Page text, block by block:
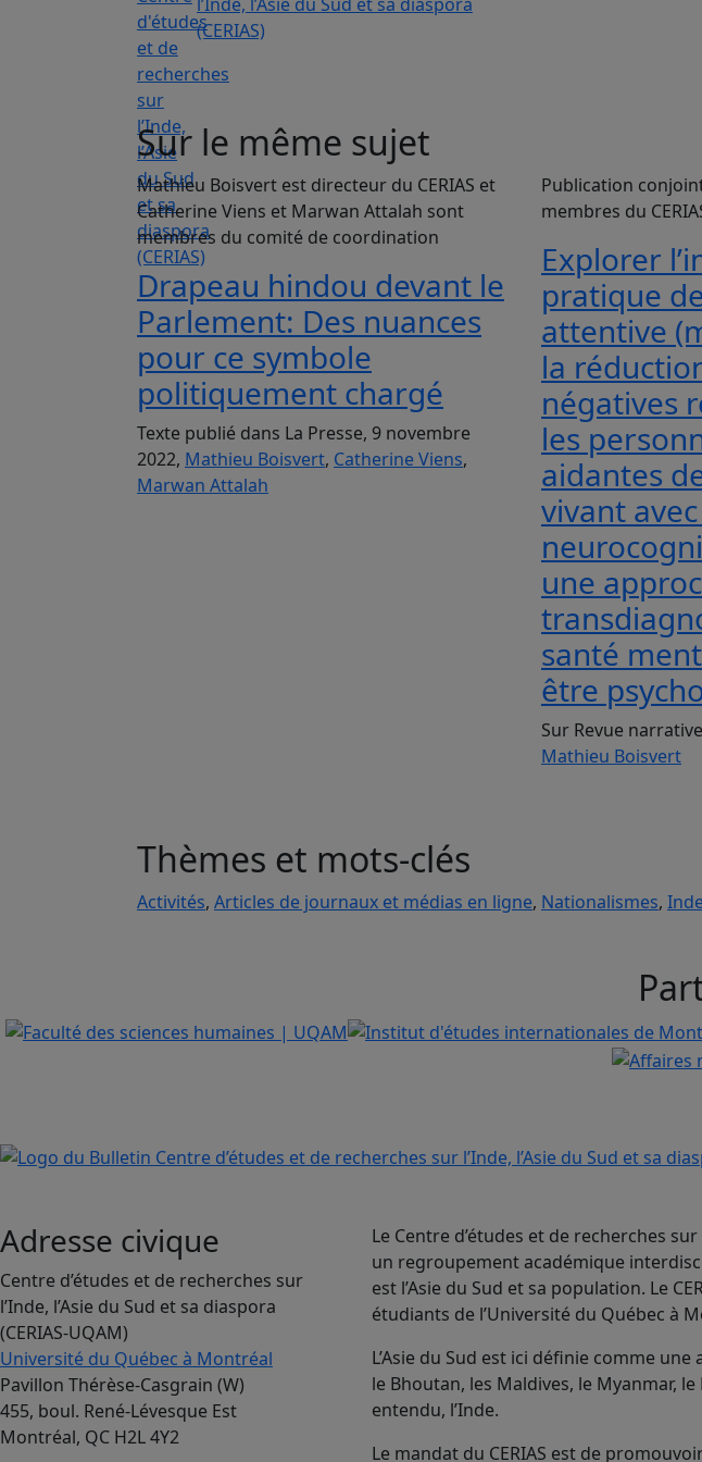
(CERIAS)
Sur le même sujet
Mathieu Boisvert est directeur du CERIAS et
Catherine Viens et Marwan Attalah sont
membres du comité de coordination
Drapeau hindou devant le
Parlement: Des nuances
pour ce symbole
politiquement chargé
Texte publié dans La Presse, 9 novembre
2022, Mathieu Boisvert, Catherine Viens,
Marwan Attalah
Publication
membres du
Explorer
pratique
attentive
la
négatives
les
aidantes
vivant
une
santé
être
Sur Revue
Mathieu Boisvert
Thèmes et mots-clés
Activités, Articles de journaux et médias en ligne, Nationalismes,
Adresse civique
Centre d’études et de recherches sur
l’Inde, l’Asie du Sud et sa diaspora
(CERIAS-UQAM)
Université du Québec à Montréal
Pavillon Thérèse-Casgrain (W)
455, boul. René-Lévesque Est
Montréal, QC H2L 4Y2
Le Centre d’études et de recherches sur
un regroupement académique
est l’Asie du Sud et sa population. Le
étudiants de l’Université du Québec à
L’Asie du Sud est ici définie comme
le Bhoutan, les Maldives, le Myanmar,
entendu, l’Inde.
Le mandat du CERIAS est de